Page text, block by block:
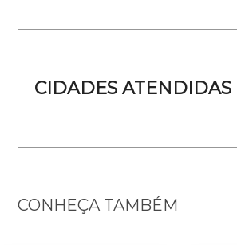
CIDADES ATENDIDAS
CONHEÇA TAMBÉM